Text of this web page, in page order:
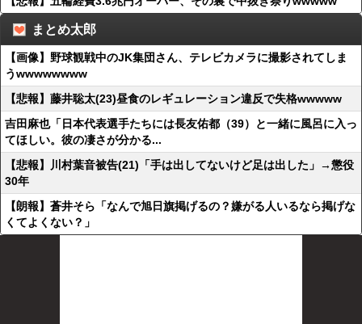
まとめ太郎
【画像】野球観戦中のJK集団さん、テレビカメラに撮影されてしま
うwwwwwwww
【悲報】藤井聡太(23)昼食のレギュレーション違反で失格wwwww
吉田麻也「日本代表選手たちには長友佑都（39）と一緒に風呂に入っ
てほしい。彼の凄さが分かる...
【悲報】川村葉音被告(21)「手は出してないけど足は出した」→懲役
30年
【朗報】蒼井そら「なんで旭日旗掲げるの？嫌がる人いるなら掲げな
くてよくない？」